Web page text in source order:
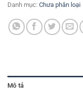
Danh mục: Chưa phân loại
Mô tả